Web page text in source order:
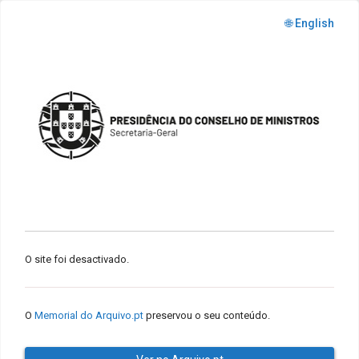
🌐 English
O site foi desactivado.
O Memorial do Arquivo.pt preservou o seu conteúdo.